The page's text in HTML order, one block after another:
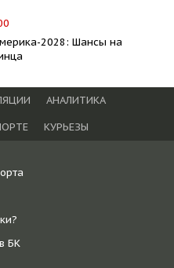
2028: Шансы на
АНАЛИТИКА
КУРЬЕЗЫ
БК